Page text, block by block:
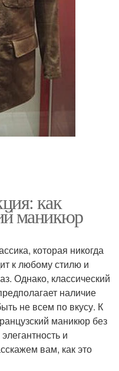
как
маникюр
которая никогда
к любому стилю и
Однако, классический
наличие
не всем по вкусу. К
маникюр без
и
вам, как это